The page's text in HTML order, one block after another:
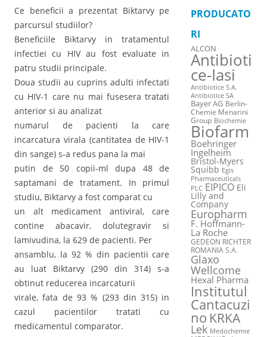
Ce beneficii a prezentat Biktarvy pe
parcursul studiilor?
Beneficiile Biktarvy in tratamentul
infectiei cu HIV au fost evaluate in
patru studii principale.
Doua studii au cuprins adulti infectati
cu HIV-1 care nu mai fusesera tratati
anterior si au analizat
numarul de pacienti la care
incarcatura virala (cantitatea de HIV-1
din sange) s-a redus pana la mai
putin de 50 copii-ml dupa 48 de
saptamani de tratament. In primul
studiu, Biktarvy a fost comparat cu
un alt medicament antiviral, care
contine abacavir, dolutegravir si
lamivudina, la 629 de pacienti. Per
ansamblu, la 92 % din pacientii care
au luat Biktarvy (290 din 314) s-a
obtinut reducerea incarcaturii
virale, fata de 93 % (293 din 315) in
cazul pacientilor tratati cu
medicamentul comparator.
PRODUCATO
RI
ALCON
Antibioti
ce-Iasi
Antibiotice S.A.
Antibiotice SA
Bayer AG Berlin-
Chemie Menarini
Group Biochemie
Biofarm
Boehringer
Ingelheim
Bristol-Myers
Squibb Egis
Pharmaceuticals
PLC EIPICO Eli
Lilly and
Company
Europharm
F. Hoffmann-
La Roche
GEDEON RICHTER
ROMANIA S.A.
Glaxo
Wellcome
Hexal Pharma
Institutul
Cantacuzi
no KRKA
Lek Medochemie